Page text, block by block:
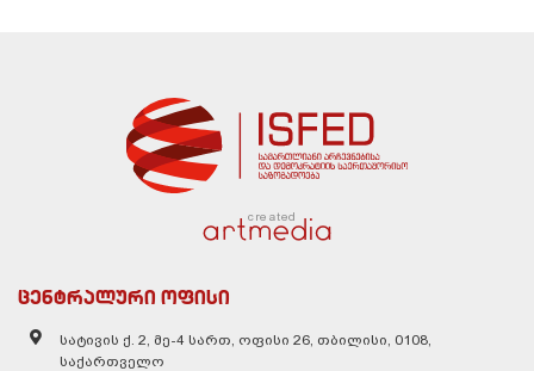
created
ცენტრალური ოფისი
სატივის ქ. 2, მე-4 სართ, ოფისი 26, თბილისი, 0108,
საქართველო